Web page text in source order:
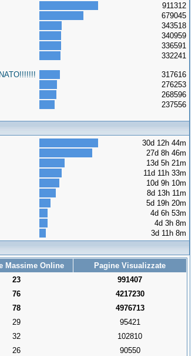
911312
679045
343518
340959
336591
332241
317616
276253
268596
237556
30d 12h 44m
27d 8h 46m
13d 5h 21m
11d 11h 33m
10d 9h 10m
8d 13h 11m
5d 19h 20m
4d 6h 53m
4d 3h 8m
3d 11h 8m
Massime Online
Pagine Visualizzate
23
991407
76
4217230
78
4976713
29
95421
32
102810
26
90550